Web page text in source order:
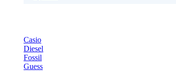
Casio
Diesel
Fossil
Guess